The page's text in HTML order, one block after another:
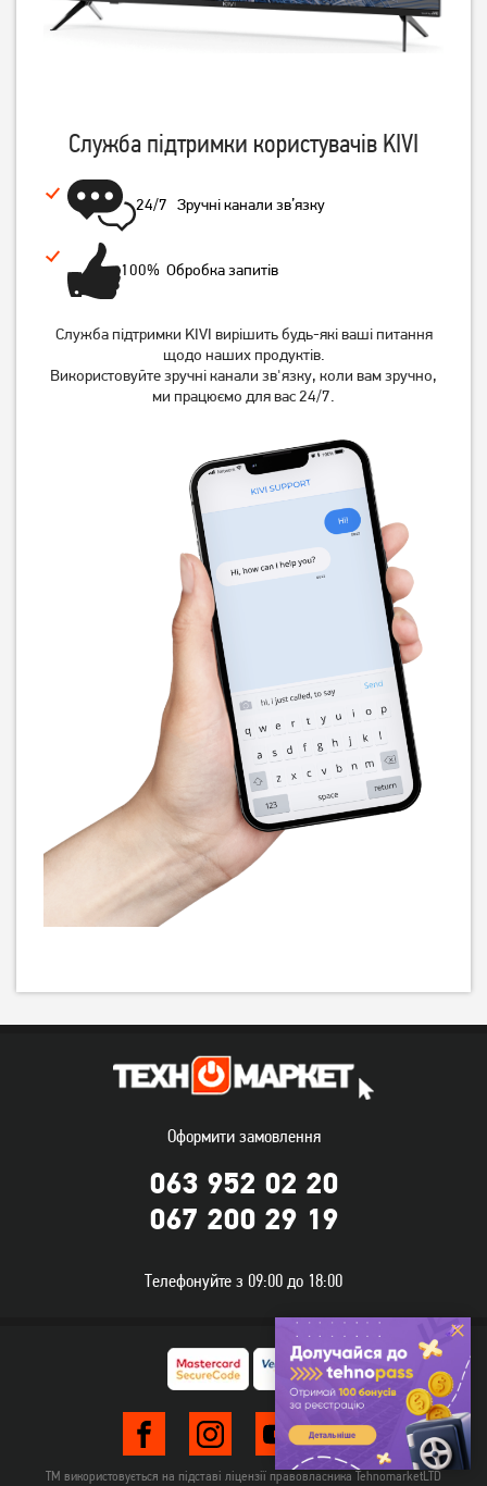
Служба підтримки користувачів KIVI
24/7 Зручні канали зв’язку
100% Обробка запитів
Служба підтримки KIVI вирішить будь-які ваші питання
щодо наших продуктів.
Використовуйте зручні канали зв'язку, коли вам зручно,
ми працюємо для вас 24/7.
Оформити замовлення
063 952 02 20
067 200 29 19
Телефонуйте з 09:00 до 18:00
ТМ використовується на підставі ліцензії правовласника TehnomarketLTD